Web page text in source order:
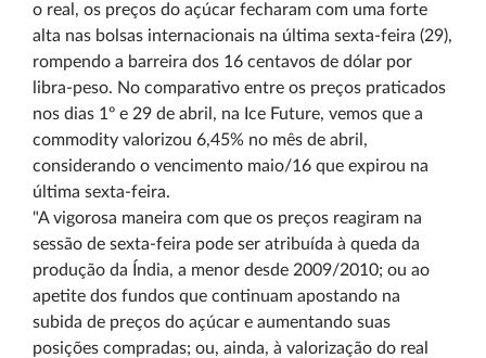
o real, os preços do açúcar fecharam com uma forte
alta nas bolsas internacionais na última sexta-feira (29),
rompendo a barreira dos 16 centavos de dólar por
libra-peso. No comparativo entre os preços praticados
nos dias 1º e 29 de abril, na Ice Future, vemos que a
commodity valorizou 6,45% no mês de abril,
considerando o vencimento maio/16 que expirou na
última sexta-feira.
"A vigorosa maneira com que os preços reagiram na
sessão de sexta-feira pode ser atribuída à queda da
produção da Índia, a menor desde 2009/2010; ou ao
apetite dos fundos que continuam apostando na
subida de preços do açúcar e aumentando suas
posições compradas; ou, ainda, à valorização do real